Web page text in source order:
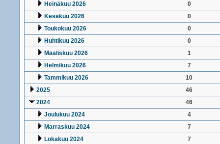
Heinäkuu 2026
0
Kesäkuu 2026
0
Toukokuu 2026
0
Huhtikuu 2026
0
Maaliskuu 2026
1
Helmikuu 2026
7
Tammikuu 2026
10
2025
46
2024
46
Joulukuu 2024
4
Marraskuu 2024
7
Lokakuu 2024
7